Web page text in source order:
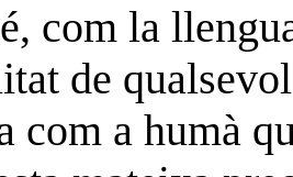
com la
de
com a humà